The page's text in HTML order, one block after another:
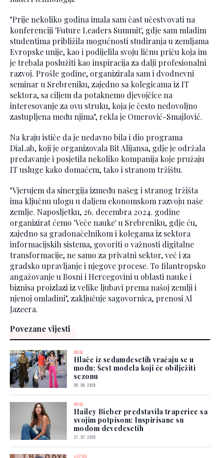
"Prije nekoliko godina imala sam čast učestvovati na
konferenciji 'Future Leaders Summit', gdje sam mladim
studentima približila mogućnosti studiranja u zemljama
Evropske unije, kao i podijelila svoju ličnu priču koja im
je trebala poslužiti kao inspiracija za dalji profesionalni
razvoj. Prošle godine, organizirala sam i dvodnevni
seminar u Srebreniku, zajedno sa kolegicama iz IT
sektora, sa ciljem da potaknemo djevojčice na
interesovanje za ovu struku, koja je često nedovoljno
zastupljena među njima", rekla je Omerović-Smajlović.
Na kraju ističe da je nedavno bila i dio programa
DiaLab, koji je organizovala Bit Alijansa, gdje je održala
predavanje i posjetila nekoliko kompanija koje pružaju
IT usluge kako domaćem, tako i stranom tržištu.
"Vjerujem da sinergija između našeg i stranog tržišta
ima ključnu ulogu u daljem ekonomskom razvoju naše
zemlje. Naposljetku, 26. decembra 2024. godine
organizirat ćemo 'Veče nauke' u Srebreniku, gdje ću,
zajedno sa gradonačelnikom i kolegama iz sektora
informacijskih sistema, govoriti o važnosti digitalne
transformacije, ne samo za privatni sektor, već i za
gradsko upravljanje i njegove procese. To filantropsko
angažovanje u Bosni i Hercegovini u oblasti nauke i
biznisa proizlazi iz velike ljubavi prema našoj zemlji i
njenoj omladini", zaključuje sagovornica, prenosi Al
Jazeera.
Povezane vijesti
MODA
Hlače iz sedamdesetih vraćaju se u
modu: Šest modela koji će obilježiti
sezonu
06. 08. 2026.
MODA
Hailey Bieber predstavila traperice sa
svojim potpisom: Inspirisane su
modom devedesetih
27. 07. 2026.
LJEPOTA